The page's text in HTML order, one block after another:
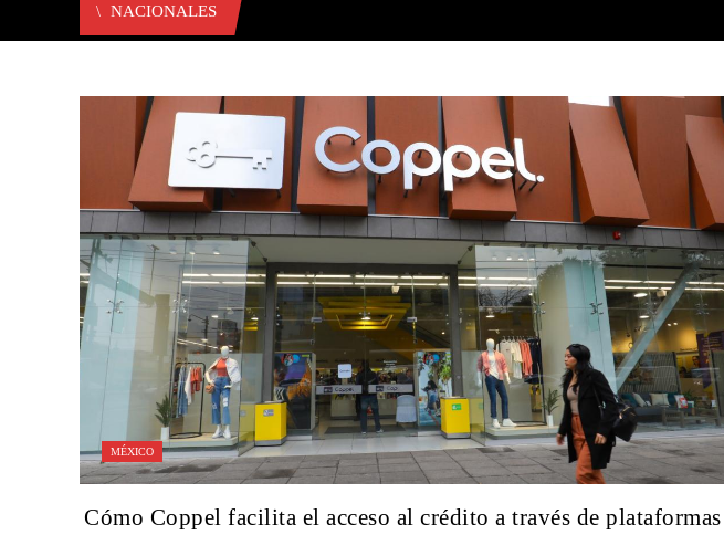
NACIONALES
MÉXICO
Cómo Coppel facilita el acceso al crédito a través de plataformas